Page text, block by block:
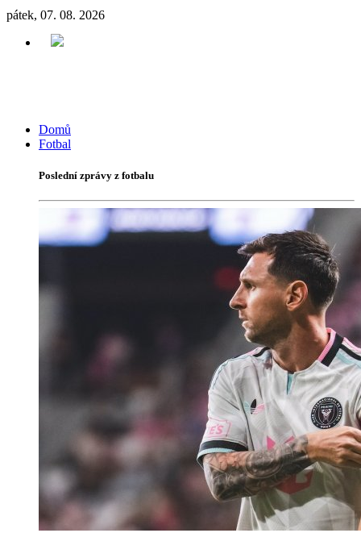
pátek, 07. 08. 2026
Domů
Fotbal
Poslední zprávy z fotbalu